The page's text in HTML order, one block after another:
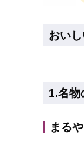
おい
1.名物
まる